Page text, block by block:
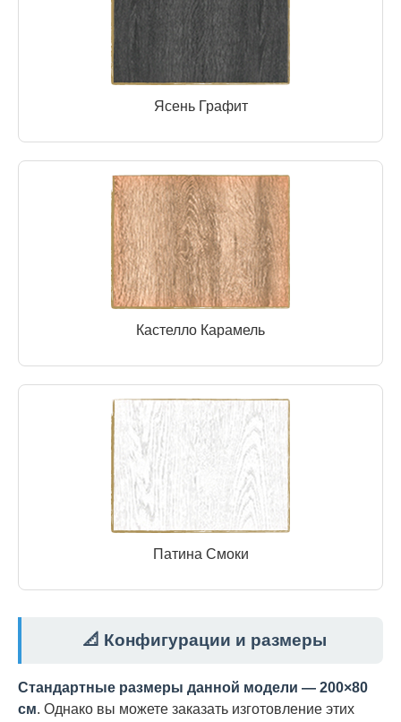
Ясень Графит
Кастелло Карамель
Патина Смоки
📐 Конфигурации и размеры
Стандартные размеры данной модели — 200×80
см. Однако вы можете заказать изготовление этих